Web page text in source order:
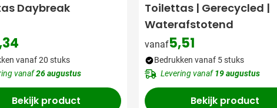
Daybreak
vanaf 20 stuks
vanaf26 augustus
Bekijk product
Toilettas | Gerecycled |
Waterafstotend
vanaf5,51
Bedrukken vanaf 5 stuks
Levering vanaf19 augustus
Bekijk product